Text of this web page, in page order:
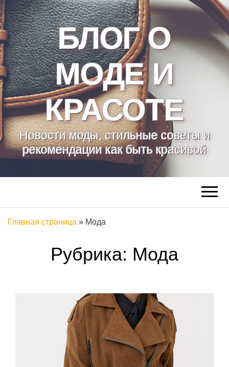
БЛОГ О
МОДЕ И
КРАСОТЕ
Новости моды, стильные советы и
рекомендации как быть красивой
Главная страница » Мода
Рубрика: Мода